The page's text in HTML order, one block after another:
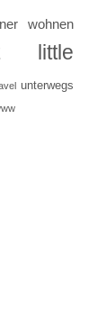
wohnen
little
unterwegs